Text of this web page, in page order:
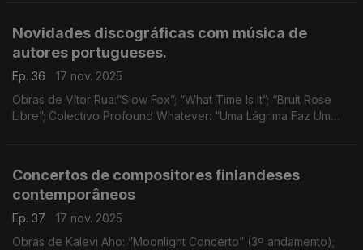
Novidades discográficas com música de
autores portugueses.
Ep. 36
17 nov. 2025
Obras de Vítor Rua:”Slow Fox”; “What Time Is It”; “Bruit Rose
Libre”; Colectivo Profound Whatever: “Uma Lágrima Faz Um
Concertos de compositores finlandeses
contemporâneos
Ep. 37
17 nov. 2025
Obras de Kalevi Aho: ”Moonlight Concerto” (3º andamento);